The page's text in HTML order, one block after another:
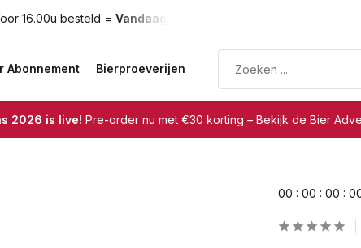
16.00u besteld = Vandaag verzonden
Abonnement Bierproeverijen
2026 is live! Pre-order nu met €30 korting – Bekijk de Bier
00 : 00 : 00 : 0